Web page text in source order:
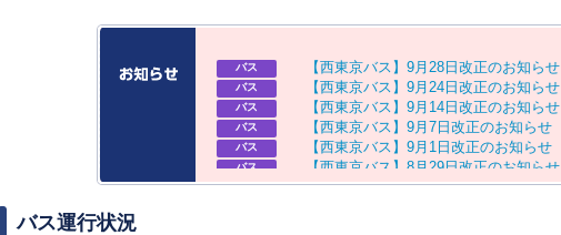
バス 【西東京バス 】 9月 28 日 改正のお知 らせ
バス 【西東京バス 】 9月 24 日 改正のお知 らせ
バス 【西東京バス 】 9月 14 日 改正のお知 らせ
バス 【西東京バス 】 9月 7 日 改正のお知 らせ
バス 【西東京バス 】 9月 1 日 改正のお知 らせ
バス 【西東京バス 】 8 月 29日改正のお知 らせ
バス 【京王バス】お盆ダイヤのお知らせ
バス運行状況